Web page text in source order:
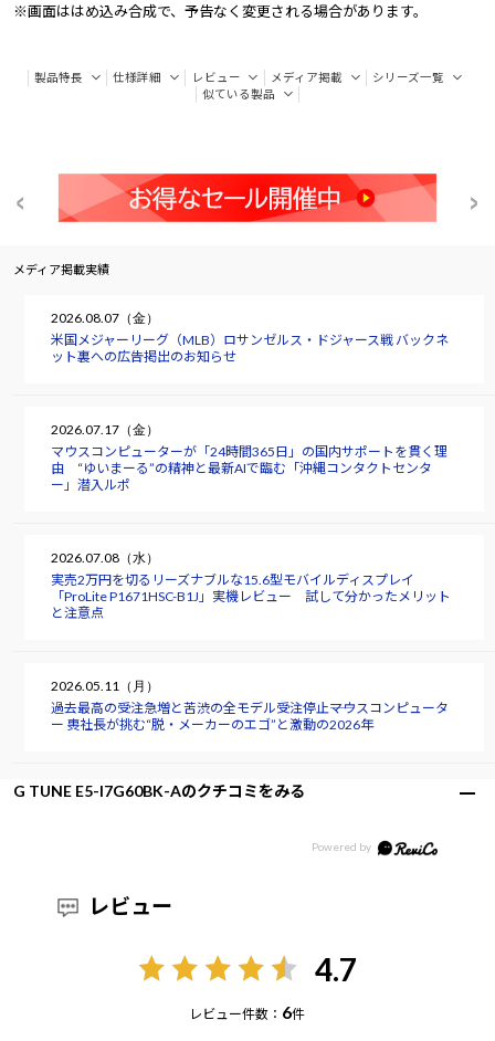
※画面ははめ込み合成で、予告なく変更される場合があります。
製品特長 仕様詳細 レビュー メディア掲載
シリーズ一覧
似ている製品
メディア掲載実績
2026.08.07（金）
米国メジャーリーグ（MLB）ロサンゼルス・ドジャース戦 バックネ
ット裏への広告掲出のお知らせ
2026.07.17（金）
マウスコンピューターが「24時間365日」の国内サポートを貫く理
由 “ゆいまーる”の精神と最新AIで臨む「沖縄コンタクトセンタ
ー」潜入ルポ
2026.07.08（水）
実売2万円を切るリーズナブルな15.6型モバイルディスプレイ
「ProLite P1671HSC-B1J」実機レビュー 試して分かったメリット
と注意点
2026.05.11（月）
過去最高の受注急増と苦渋の全モデル受注停止――マウスコンピュータ
ー 軣社長が挑む“脱・メーカーのエゴ”と激動の2026年
G TUNE E5-I7G60BK-Aのクチコミをみる
レビュー
4.7
レビュー件数： 6件